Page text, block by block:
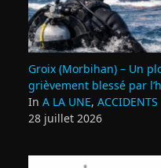
Groix (Morbihan) – Un
grièvement blessé par
In A LA UNE, ACCIDENTS
28 juillet 2026